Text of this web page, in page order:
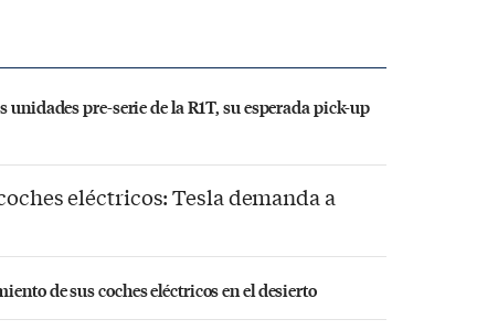
pre-serie de la R1T, su esperada pick-up
eléctricos: Tesla demanda a
de sus coches eléctricos en el desierto